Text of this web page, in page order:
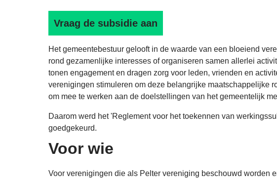
Vraag de subsidie aan
Het gemeentebestuur gelooft in de waarde van een bloeiend
rond gezamenlijke interesses of organiseren samen allerlei
tonen engagement en dragen zorg voor leden, vrienden en
verenigingen stimuleren om deze belangrijke maatschappelijke
om mee te werken aan de doelstellingen van het gemeentelijk
Daarom werd het 'Reglement voor het toekennen van
goedgekeurd.
Voor wie
Voor verenigingen die als Pelter vereniging beschouwd worden